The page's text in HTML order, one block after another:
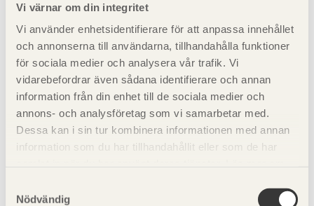
Vi värnar om din integritet
Vi använder enhetsidentifierare för att anpassa innehållet
och annonserna till användarna, tillhandahålla funktioner
för sociala medier och analysera vår trafik. Vi
vidarebefordrar även sådana identifierare och annan
information från din enhet till de sociala medier och
annons- och analysföretag som vi samarbetar med.
Dessa kan i sin tur kombinera informationen med annan
information som du har tillhandahållit eller som de har
Nödvändig